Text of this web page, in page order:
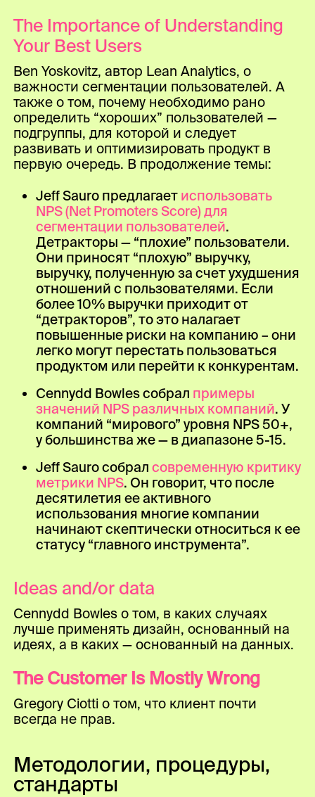
The Importance of Understanding
Your Best Users
Ben Yoskovitz, автор Lean Analytics, о
важности сегментации пользователей. А
также о том, почему необходимо рано
определить “хороших” пользователей —
подгруппы, для которой и следует
развивать и оптимизировать продукт в
первую очередь. В продолжение темы:
Jeff Sauro предлагает использовать
NPS (Net Promoters Score) для
сегментации пользователей.
Детракторы — “плохие” пользователи.
Они приносят “плохую” выручку,
выручку, полученную за счет ухудшения
отношений с пользователями. Если
более 10% выручки приходит от
“детракторов”, то это налагает
повышенные риски на компанию – они
легко могут перестать пользоваться
продуктом или перейти к конкурентам.
Cennydd Bowles собрал примеры
значений NPS различных компаний. У
компаний “мирового” уровня NPS 50+,
у большинства же — в диапазоне 5-15.
Jeff Sauro собралсовременную критику
метрики NPS. Он говорит, что после
десятилетия ее активного
использования многие компании
начинают скептически относиться к ее
статусу “главного инструмента”.
Ideas and/or data
Cennydd Bowles о том, в каких случаях
лучше применять дизайн, основанный на
идеях, а в каких — основанный на данных.
The Customer Is Mostly Wrong
Gregory Ciotti о том, что клиент почти
всегда не прав.
Методологии, процедуры,
стандарты